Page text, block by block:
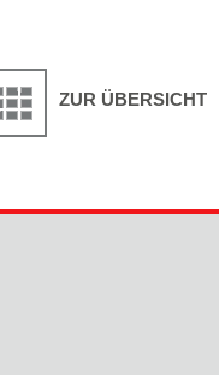
ZUR ÜBERSICHT